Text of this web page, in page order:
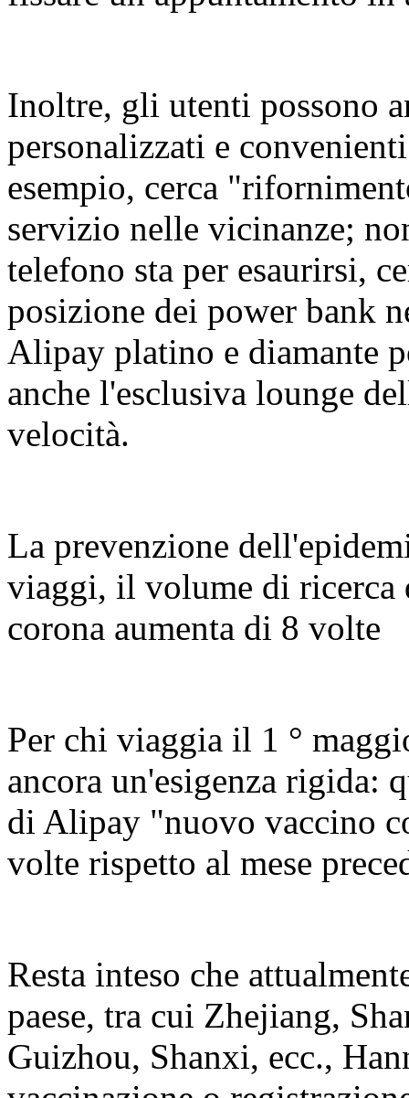
Inoltre, gli utenti possono
personalizzati e
esempio, cerca
servizio nelle vicinanze;
telefono sta per esaurirsi,
posizione dei power bank
Alipay platino e diamante
anche l'esclusiva lounge
velocità.
La prevenzione
viaggi, il volume di ricerca
corona aumenta di 8 volte
Per chi viaggia il 1 °
ancora un'esigenza rigida:
di Alipay "nuovo vaccino
volte rispetto al mese
Resta inteso che
paese, tra cui Zhejiang,
Guizhou, Shanxi, ecc.,